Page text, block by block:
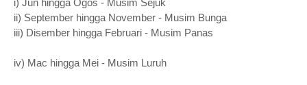
i) Jun hingga Ogos - Musim Sejuk
ii) September hingga November - Musim Bunga
iii) Disember hingga Februari - Musim Panas
iv) Mac hingga Mei - Musim Luruh